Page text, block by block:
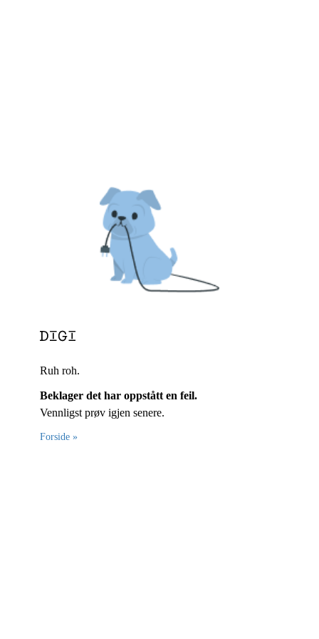
Ruh roh.
Beklager det har oppstått en feil.
Vennligst prøv igjen senere.
Forside »